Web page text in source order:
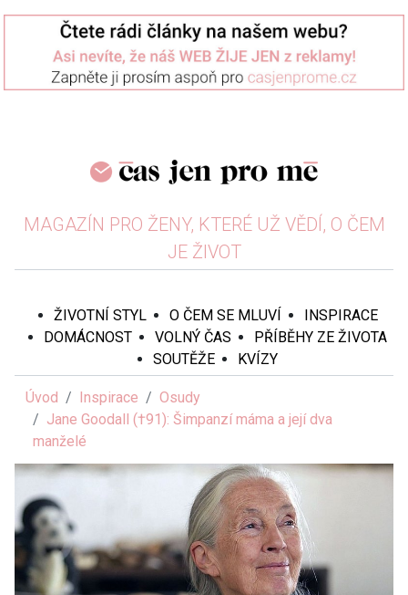
MAGAZÍN PRO ŽENY, KTERÉ UŽ VĚDÍ, O ČEM
JE ŽIVOT
ŽIVOTNÍ STYL O ČEM SE MLUVÍ
INSPIRACE
DOMÁCNOST
VOLNÝ ČAS
PŘÍBĚHY ZE ŽIVOTA
SOUTĚŽE
KVÍZY
Úvod Inspirace
Osudy
Jane Goodall (†91): Šimpanzí máma a její dva
manželé